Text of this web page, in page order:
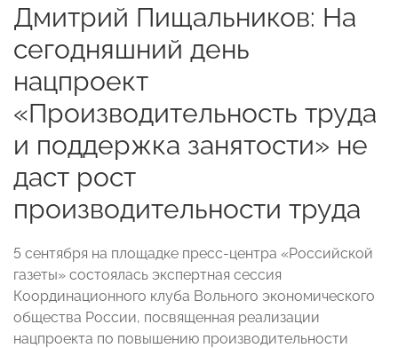
Дмитрий Пищальников: На
сегодняшний день
нацпроект
«Производительность труда
и поддержка занятости» не
даст рост
производительности труда
5 сентября на площадке пресс-центра «Российской
газеты» состоялась экспертная сессия
Координационного клуба Вольного экономического
общества России, посвященная реализации
нацпроекта по повышению производительности